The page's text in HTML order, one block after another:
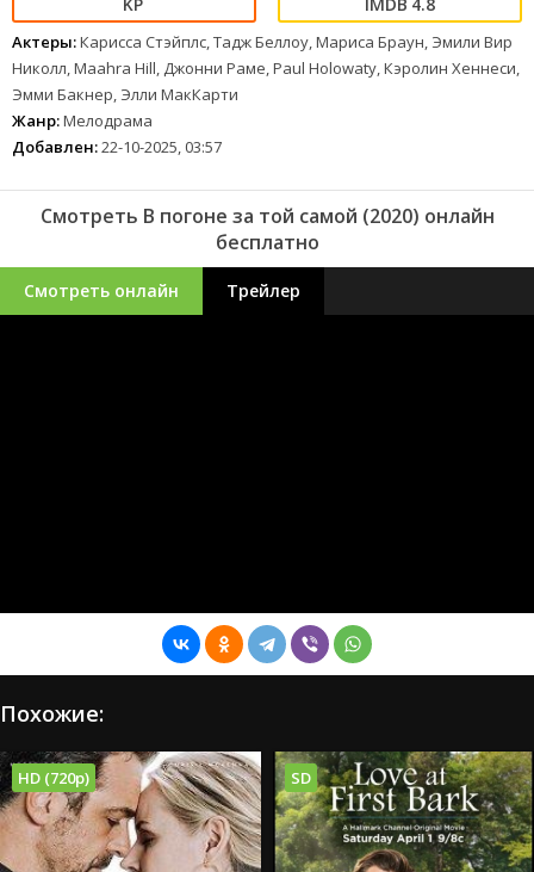
Актеры:Карисса Стэйплс, Тадж Беллоу, Мариса Браун, Эмили Вир
Николл, Maahra Hill, Джонни Раме, Paul Holowaty, Кэролин Хеннеси,
Эмми Бакнер, Элли МакКарти
Жанр:Мелодрама
Добавлен:22-10-2025, 03:57
Смотреть В погоне за той самой (2020) онлайн
бесплатно
Смотреть онлайн Трейлер
Похожие:
HD (720p) SD